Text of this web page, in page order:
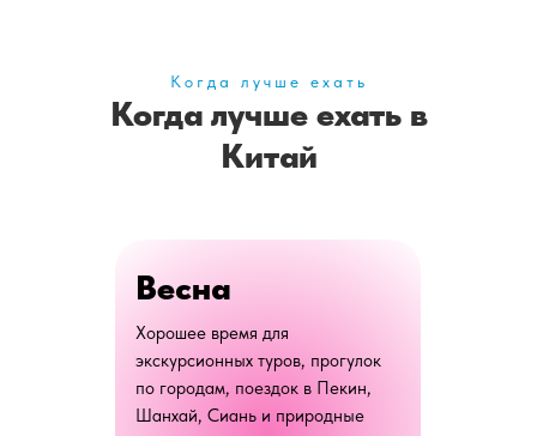
Когда лучше ехать в
Китай
Когда лучше ехать
Весна
Хорошее время для
экскурсионных туров, прогулок
по городам, поездок в Пекин,
Шанхай, Сиань и природные